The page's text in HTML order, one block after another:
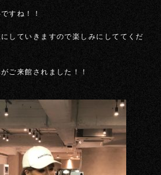
すね！！
していきますので楽しみにしててくだ
ご来館されました！！